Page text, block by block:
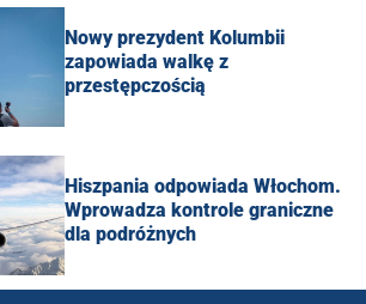
Nowy prezydent Kolumbii
zapowiada walkę z
przestępczością
Hiszpania odpowiada Włochom.
Wprowadza kontrole graniczne
dla podróżnych